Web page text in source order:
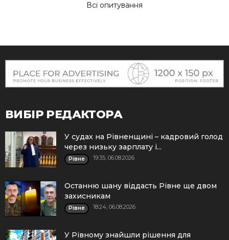
Всі опитування
ВИБІР РЕДАКТОРА
У судах на Рівненщині – кадровий голод
через низьку зарплату і...
Рівне 19:35, 06.08.2026
Останню шану віддасть Рівне ще двом
захисникам
Рівне 18:24, 06.08.2026
У Рівному знайшли рішення для